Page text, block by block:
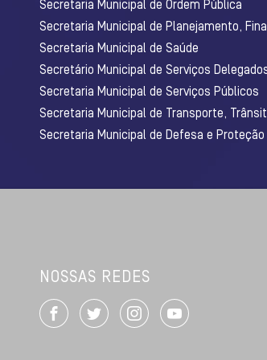
Secretaria Municipal de Ordem Pública
Secretaria Municipal de Planejamento,
Secretaria Municipal de Saúde
Secretário Municipal de Serviços
Secretaria Municipal de Serviços Públicos
Secretaria Municipal de Transporte,
Secretaria Municipal de Defesa e
NOSSAS REDES